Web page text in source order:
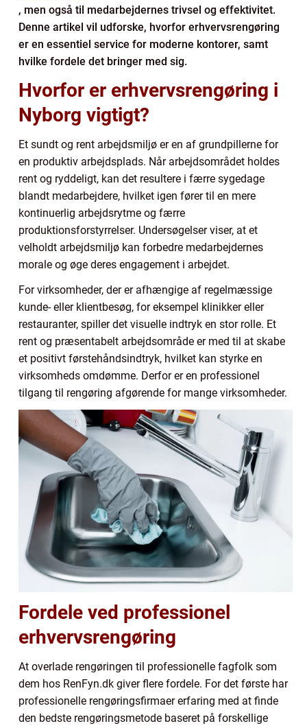
, men også til medarbejdernes trivsel og effektivitet.
Denne artikel vil udforske, hvorfor erhvervsrengøring
er en essentiel service for moderne kontorer, samt
hvilke fordele det bringer med sig.
Hvorfor er erhvervsrengøring i
Nyborg vigtigt?
Et sundt og rent arbejdsmiljø er en af grundpillerne for
en produktiv arbejdsplads. Når arbejdsområdet holdes
rent og ryddeligt, kan det resultere i færre sygedage
blandt medarbejdere, hvilket igen fører til en mere
kontinuerlig arbejdsrytme og færre
produktionsforstyrrelser. Undersøgelser viser, at et
velholdt arbejdsmiljø kan forbedre medarbejdernes
morale og øge deres engagement i arbejdet.
For virksomheder, der er afhængige af regelmæssige
kunde- eller klientbesøg, for eksempel klinikker eller
restauranter, spiller det visuelle indtryk en stor rolle. Et
rent og præsentabelt arbejdsområde er med til at skabe
et positivt førstehåndsindtryk, hvilket kan styrke en
virksomheds omdømme. Derfor er en professionel
tilgang til rengøring afgørende for mange virksomheder.
Fordele ved professionel
erhvervsrengøring
At overlade rengøringen til professionelle fagfolk som
dem hos RenFyn.dk giver flere fordele. For det første har
professionelle rengøringsfirmaer erfaring med at finde
den bedste rengøringsmetode baseret på forskellige